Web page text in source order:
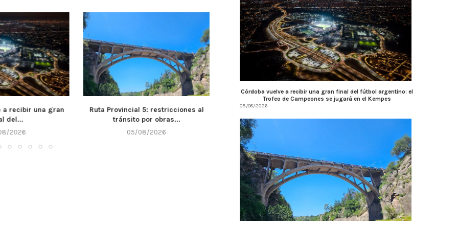
5: restricciones al
por obras...
08/2026
El IPET 132 de Alta Gracia recibió
$7...
05/08/2026
AMBIENTE: ÚLTIMOS DÍAS PARA
CONCLUIR TAREAS DE PODA
$3.500 millones
04/08/2026
Córdoba vuelve a recibir una gran final del fútbol argentino: el
Trofeo de Campeones se jugará en el Kempes
05/08/2026